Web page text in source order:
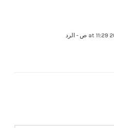
- الرد